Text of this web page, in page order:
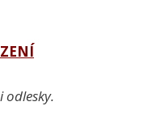
odlesky.